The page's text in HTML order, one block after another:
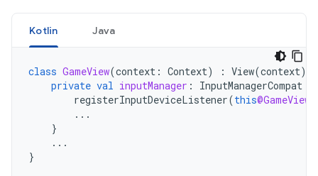
Kotlin Java
class GameView(context : Context) : View(context),
private val inputManager : InputManagerCompat
registerInputDeviceListener(this@GameView
...
}
...
}